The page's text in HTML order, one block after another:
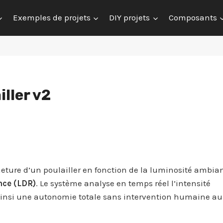
Exemples de projets DIY projets Composants
v2
d’un poulailler en fonction de la luminosité
(LDR). Le système analyse en temps réel l’intensité
une autonomie totale sans intervention humaine